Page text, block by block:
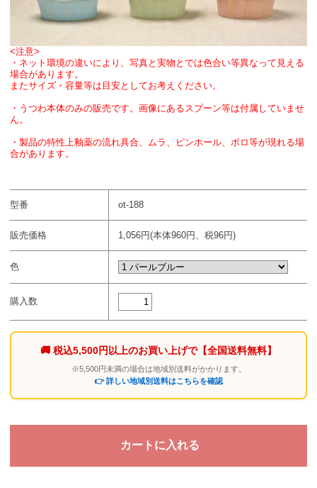
<注意>
・ネット環境の違いにより、写真と実物とでは色合い等異なって見える
場合があります。
またサイズ・容量等は目安としてお考えください。
・うつわ本体のみの販売です。画像にあるスプーン等は付属していませ
ん。
・製品の特性上釉薬の流れ具合、ムラ、ピンホール、ボロ等が現れる場
合があります。
型番 ot-188
販売価格 1,056円(本体960円、税96円)
色
購入数
🚚 税込5,500円以上のお買い上げで【全国送料無料】
※5,500円未満の場合は地域別送料がかかります。
👉 詳しい地域別送料はこちらを確認